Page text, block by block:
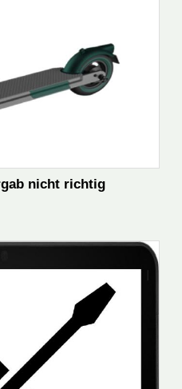
nicht richtig